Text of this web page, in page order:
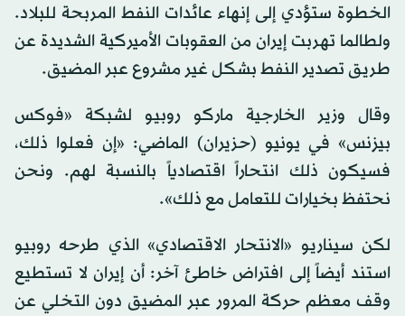
الخطوة ستؤدي إلى إنهاء عائدات النفط المربحة للبلاد.
ولطالما تهربت إيران من العقوبات الأميركية الشديدة عن
طريق تصدير النفط بشكل غير مشروع عبر المضيق.
وقال وزير الخارجية ماركو روبيو لشبكة «فوكس
بيزنس» في يونيو (حزيران) الماضي: «إن فعلوا ذلك،
فسيكون ذلك انتحاراً اقتصادياً بالنسبة لهم. ونحن
نحتفظ بخيارات للتعامل مع ذلك».
لكن سيناريو «الانتحار الاقتصادي» الذي طرحه روبيو
استند أيضاً إلى افتراض خاطئ آخر: أن إيران لا تستطيع
وقف معظم حركة المرور عبر المضيق دون التخلي عن